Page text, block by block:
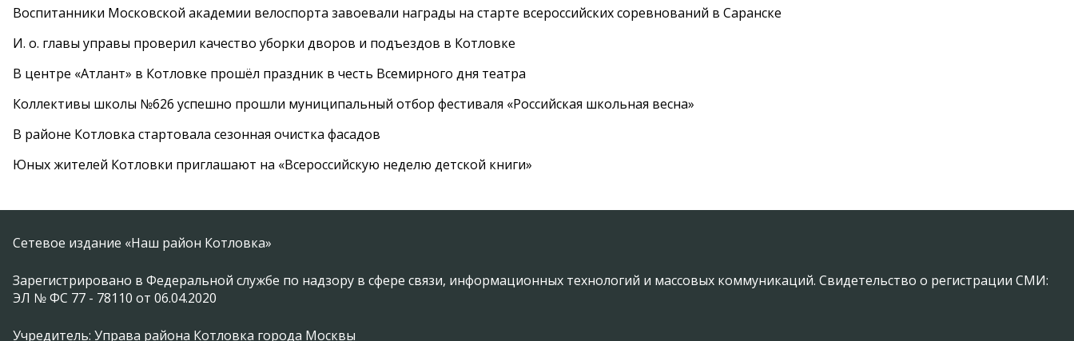
Воспитанники Московской академии велоспорта завоевали награды на старте всероссийских соревнований в Саранске
И. о. главы управы проверил качество уборки дворов и подъездов в Котловке
В центре «Атлант» в Котловке прошёл праздник в честь Всемирного дня театра
Коллективы школы №626 успешно прошли муниципальный отбор фестиваля «Российская школьная весна»
В районе Котловка стартовала сезонная очистка фасадов
Юных жителей Котловки приглашают на «Всероссийскую неделю детской книги»
Сетевое издание «Наш район Котловка»
Зарегистрировано в Федеральной службе по надзору в сфере связи, информационных технологий и массовых коммуникаций. Свидетельство о регистрации СМИ:
ЭЛ № ФС 77 - 78110 от 06.04.2020
Учредитель: Управа района Котловка города Москвы